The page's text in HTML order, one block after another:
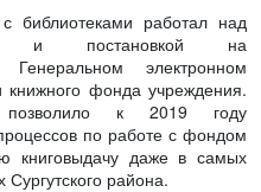
работал над
и постановкой на
электронном
книжного фонда учреждения.
к 2019 году
по работе с фондом
книговыдачу даже в самых
района.